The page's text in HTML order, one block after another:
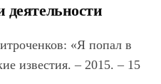
деятельности
«Я попал в
известия. ‒ 2015. ‒ 15